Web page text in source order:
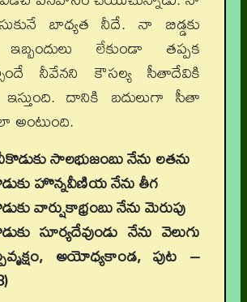
బాధ్యత నీదే. నా బిడ్డకు
లేకుండా తప్పక
నీవేనని కౌసల్య సీతాదేవికి
దానికి బదులుగా సీతా
అంటుంది.
సాలభుజంబు నేను లతను
హొన్నవీణియ నేను తీగ
వార్షుకాభ్రంబు నేను మెరుపు
సూర్యదేవుండు నేను వెలుగు
అయోధ్యకాండ, పుట –